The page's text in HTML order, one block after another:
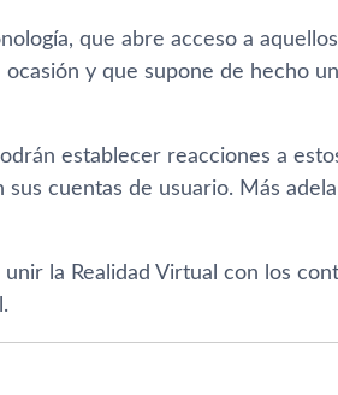
que abre acceso a
ocasión y que supone de hecho
establecer reacciones a
cuentas de usuario. Más
la Realidad Virtual con los